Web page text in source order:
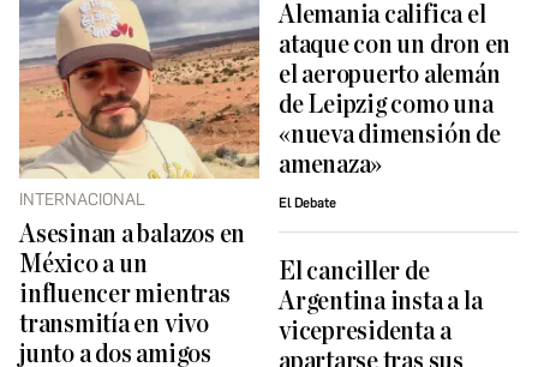
INTERNACIONAL
Asesinan a balazos en
México a un
influencer mientras
transmitía en vivo
junto a dos amigos
Alemania califica el
ataque con un dron en
el aeropuerto alemán
de Leipzig como una
«nueva dimensión de
amenaza»
El Debate
El canciller de
Argentina insta a la
vicepresidenta a